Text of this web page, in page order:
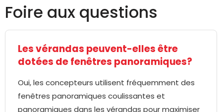
Foire aux questions
Les vérandas peuvent-elles être
dotées de fenêtres panoramiques?
Oui, les concepteurs utilisent fréquemment des
fenêtres panoramiques coulissantes et
panoramiques dans les vérandas pour maximiser